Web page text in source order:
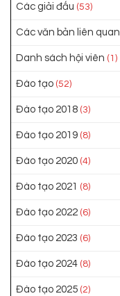
Các giải đấu (53)
Các văn bản liên quan
Danh sách hội viên (1)
Đào tạo (52)
Đào tạo 2018 (3)
Đào tạo 2019 (8)
Đào tạo 2020 (4)
Đào tạo 2021 (8)
Đào tạo 2022 (6)
Đào tạo 2023 (6)
Đào tạo 2024 (8)
Đào tạo 2025 (2)